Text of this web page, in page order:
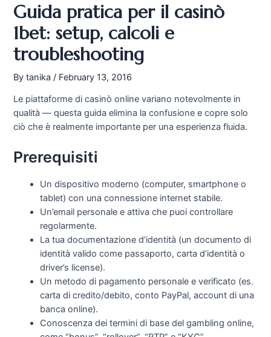
Guida pratica per il casinò
1bet: setup, calcoli e
troubleshooting
Bytanika / February 13, 2016
Le piattaforme di casinò online variano notevolmente in
qualità — questa guida elimina la confusione e copre solo
ciò che è realmente importante per una esperienza fluida.
Prerequisiti
Un dispositivo moderno (computer, smartphone o
tablet) con una connessione internet stabile.
Un’email personale e attiva che puoi controllare
regolarmente.
La tua documentazione d’identità (un documento di
identità valido come passaporto, carta d’identità o
driver’s license).
Un metodo di pagamento personale e verificato (es.
carta di credito/debito, conto PayPal, account di una
banca online).
Conoscenza dei termini di base del gambling online,